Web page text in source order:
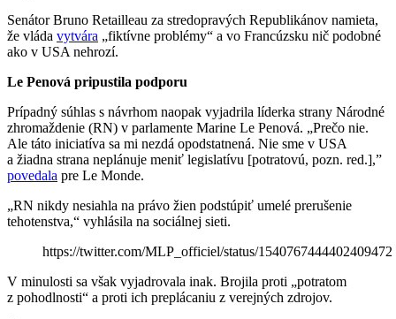
Senátor Bruno Retailleau za stredopravých Republikánov namieta,
že vláda vytvára „fiktívne problémy“ a vo Francúzsku nič podobné
ako v USA nehrozí.
Le Penová pripustila podporu
Prípadný súhlas s návrhom naopak vyjadrila líderka strany Národné
zhromaždenie (RN) v parlamente Marine Le Penová. „Prečo nie.
Ale táto iniciatíva sa mi nezdá opodstatnená. Nie sme v USA
a žiadna strana neplánuje meniť legislatívu [potratovú, pozn. red.],”
povedala pre Le Monde.
„RN nikdy nesiahla na právo žien podstúpiť umelé prerušenie
tehotenstva,“ vyhlásila na sociálnej sieti.
https://twitter.com/MLP_officiel/status/1540767444402409472
V minulosti sa však vyjadrovala inak. Brojila proti „potratom
z pohodlnosti“ a proti ich preplácaniu z verejných zdrojov.